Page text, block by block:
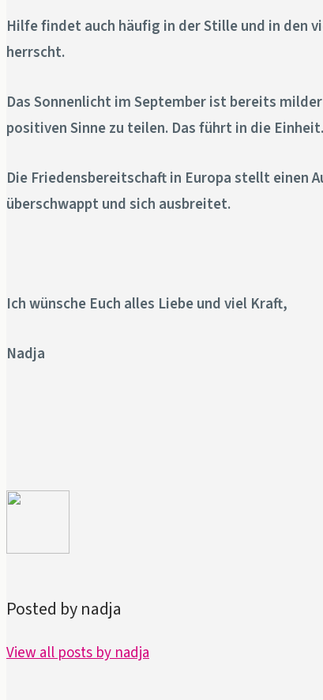
Hilfe findet auch häufig in der Stille und in den
herrscht.
Das Sonnenlicht im September ist bereits
positiven Sinne zu teilen. Das führt in die Einheit.
Die Friedensbereitschaft in Europa stellt einen
überschwappt und sich ausbreitet.
Ich wünsche Euch alles Liebe und viel Kraft,
Nadja
Posted by nadja
View all posts by nadja